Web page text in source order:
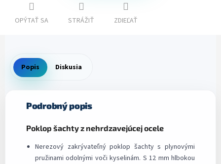
OPÝTAŤ SA STRÁŽIŤ ZDIEĽAŤ
Popis Diskusia
Podrobný popis
Poklop šachty z nehrdzavejúcej ocele
Nerezový zakrývateľný poklop šachty s plynovými
pružinami odolnými voči kyselinám. S 12 mm hlbokou